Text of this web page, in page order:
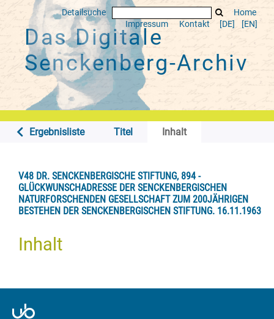
Detailsuche
Home
Impressum
Kontakt [DE] [EN]
Das Digitale
Senckenberg-Archiv
Ergebnisliste Titel Inhalt
V48 DR. SENCKENBERGISCHE STIFTUNG, 894 -
GLÜCKWUNSCHADRESSE DER SENCKENBERGISCHEN
NATURFORSCHENDEN GESELLSCHAFT ZUM 200JÄHRIGEN
BESTEHEN DER SENCKENBERGISCHEN STIFTUNG. 16.11.1963
Inhalt